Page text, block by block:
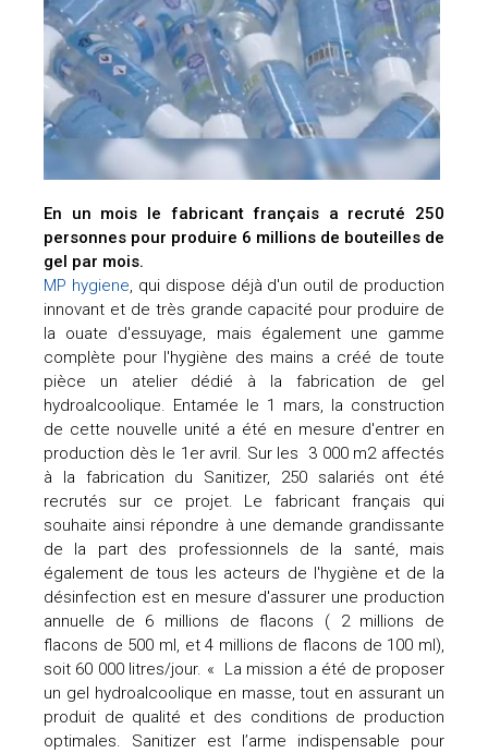
En un mois le fabricant français a recruté 250
personnes pour produire 6 millions de bouteilles de
gel par mois.
MP hygiene , qui dispose déjà d'un outil de production
innovant et de très grande capacité pour produire de
la ouate d'essuyage, mais également une gamme
complète pour l'hygiène des mains a créé de toute
pièce un atelier dédié à la fabrication de gel
hydroalcoolique. Entamée le 1 mars, la construction
de cette nouvelle unité a été en mesure d'entrer en
production dès le 1er avril. Sur les 3 000 m2 affectés
à la fabrication du Sanitizer, 250 salariés ont été
recrutés sur ce projet. Le fabricant français qui
souhaite ainsi répondre à une demande grandissante
de la part des professionnels de la santé, mais
également de tous les acteurs de l'hygiène et de la
désinfection est en mesure d'assurer une production
annuelle de 6 millions de flacons ( 2 millions de
flacons de 500 ml, et 4 millions de flacons de 100 ml),
soit 60 000 litres/jour. « La mission a été de proposer
un gel hydroalcoolique en masse, tout en assurant un
produit de qualité et des conditions de production
optimales. Sanitizer est l’arme indispensable pour